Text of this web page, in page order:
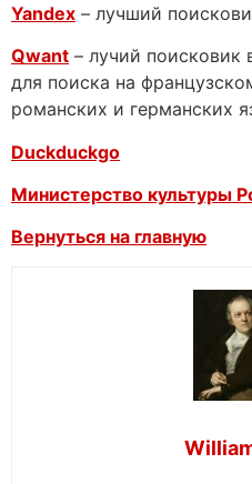
Yandex – лучший
Qwant – лучий поисковик
для поиска на
романских и германских
Duckduckgo
Министерство культуры
Вернуться на главную